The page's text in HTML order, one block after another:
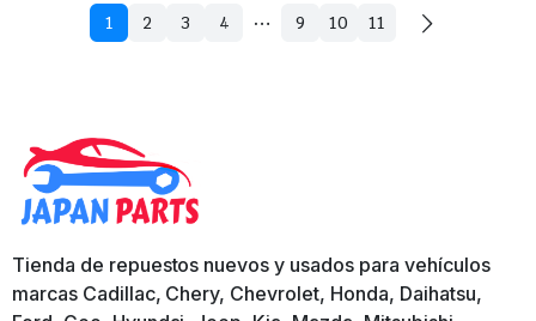
1 2 3 4 … 9 10 11
Tienda de repuestos nuevos y usados para vehículos
marcas Cadillac, Chery, Chevrolet, Honda, Daihatsu,